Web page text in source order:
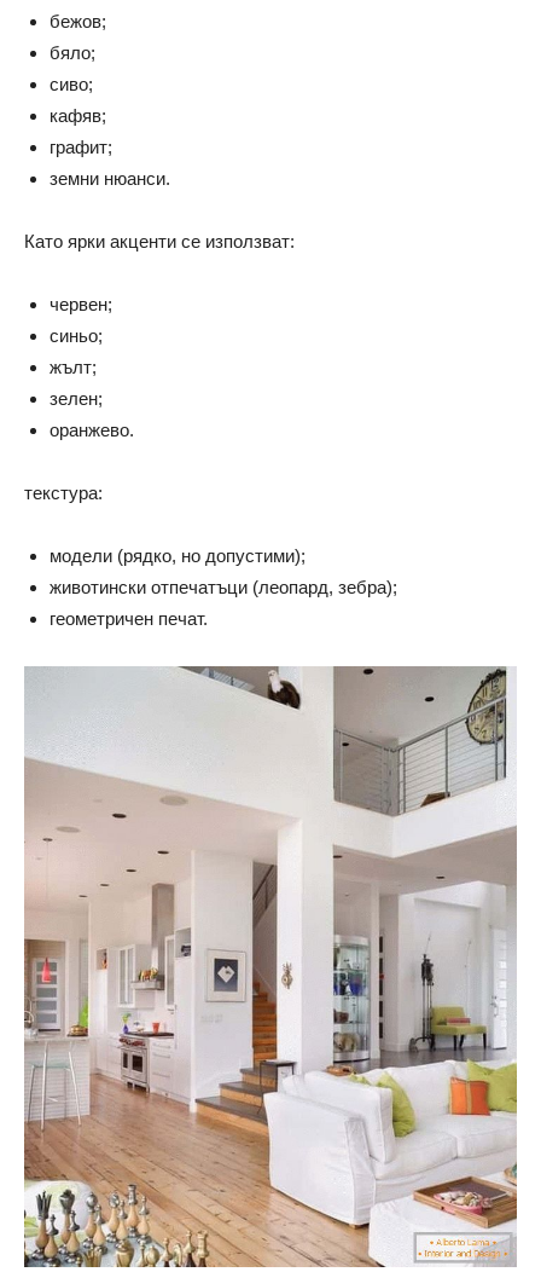
бежов;
бяло;
сиво;
кафяв;
графит;
земни нюанси.
Като ярки акценти се използват:
червен;
синьо;
жълт;
зелен;
оранжево.
текстура:
модели (рядко, но допустими);
животински отпечатъци (леопард, зебра);
геометричен печат.